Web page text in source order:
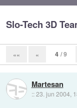
Slo-Tech 3D
«« « 4 / 9
Martesan
::23. jun 2004,